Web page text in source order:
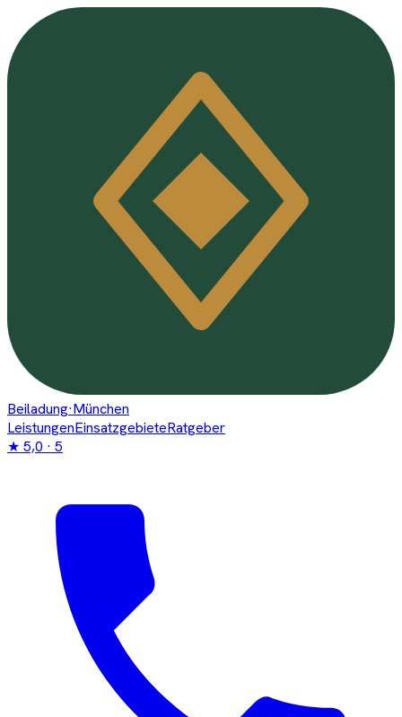
Beiladung·München
LeistungenEinsatzgebieteRatgeber
★ 5,0 · 5